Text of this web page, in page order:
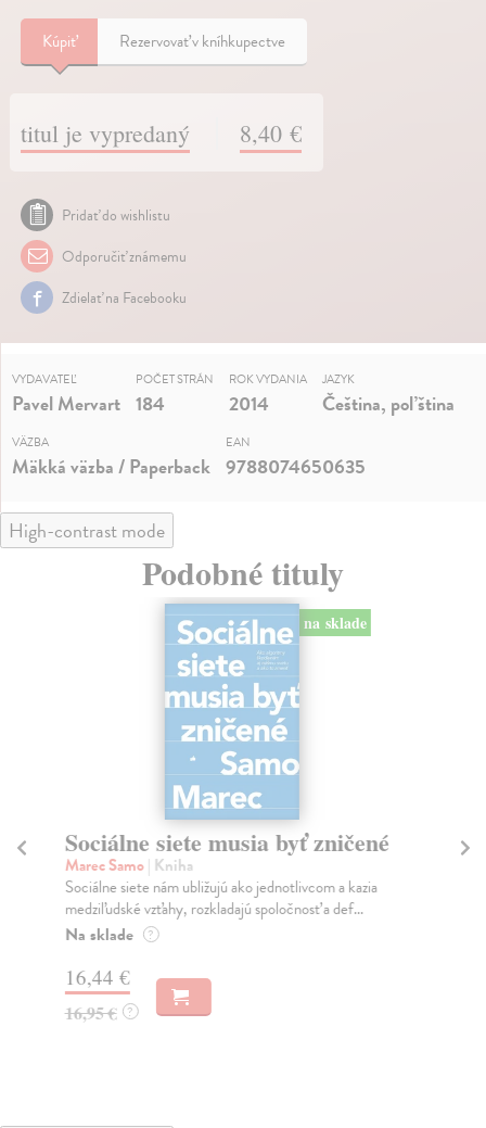
Kúpiť Rezervovať v kníhkupectve
titul je vypredaný 8,40 €
Pridať do wishlistu
Odporučiť známemu
Zdielať na Facebooku
VYDAVATEĽ
Pavel Mervart
POČET STRÁN
184
ROK VYDANIA
2014
JAZYK
Čeština, poľština
VÄZBA
Mäkká väzba / Paperback
EAN
9788074650635
High-contrast mode
Podobné tituly
na sklade
Sociálne siete musia byť zničené
Marec Samo| Kniha
Sociálne siete nám ubližujú ako jednotlivcom a kazia
medziľudské vzťahy, rozkladajú spoločnosť a def...
Na sklade ?
16,44 €
16,95 € ?